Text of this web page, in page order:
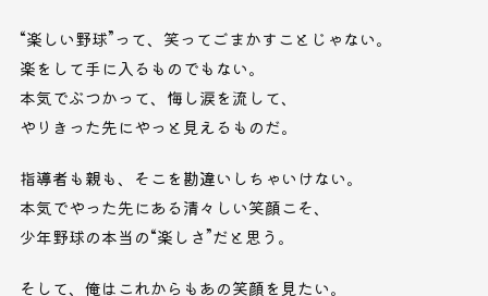
“楽しい野球”って、笑ってごまかすことじゃない。
楽をして手に入るものでもない。
本気でぶつかって、悔し涙を流して、
やりきった先にやっと見えるものだ。
指導者も親も、そこを勘違いしちゃいけない。
本気でやった先にある清々しい笑顔こそ、
少年野球の本当の“楽しさ”だと思う。
そして、俺はこれからもあの笑顔を見たい。